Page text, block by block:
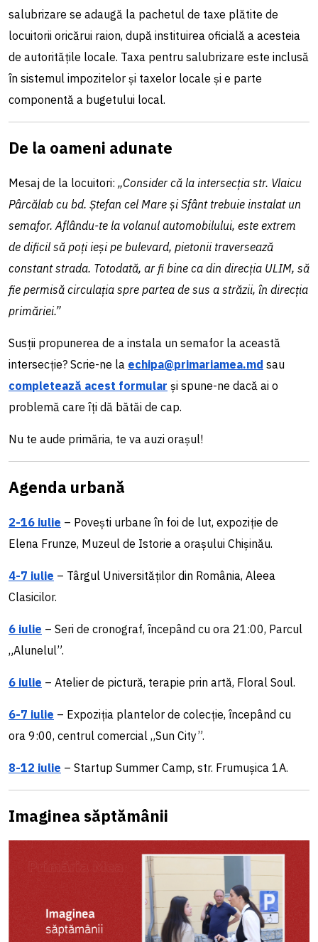
salubrizare se adaugă la pachetul de taxe plătite de
locuitorii oricărui raion, după instituirea oficială a acesteia
de autoritățile locale. Taxa pentru salubrizare este inclusă
în sistemul impozitelor şi taxelor locale și e parte
componentă a bugetului local.
De la oameni adunate
Mesaj de la locuitori: „Consider că la intersecția str. Vlaicu
Pârcălab cu bd. Ștefan cel Mare și Sfânt trebuie instalat un
semafor. Aflându-te la volanul automobilului, este extrem
de dificil să poți ieși pe bulevard, pietonii traversează
constant strada. Totodată, ar fi bine ca din direcția ULIM, să
fie permisă circulația spre partea de sus a străzii, în direcția
primăriei.”
Susții propunerea de a instala un semafor la această
intersecție? Scrie-ne la echipa@primariamea.md sau
completează acest formular și spune-ne dacă ai o
problemă care îți dă bătăi de cap.
Nu te aude primăria, te va auzi orașul!
Agenda urbană
2-16 iulie – Povești urbane în foi de lut, expoziție de
Elena Frunze, Muzeul de Istorie a orașului Chișinău.
4-7 iulie – Târgul Universităților din România, Aleea
Clasicilor.
6 iulie – Seri de cronograf, începând cu ora 21:00, Parcul
„Alunelul”.
6 iulie – Atelier de pictură, terapie prin artă, Floral Soul.
6-7 iulie – Expoziția plantelor de colecție, începând cu
ora 9:00, centrul comercial „Sun City”.
8-12 iulie – Startup Summer Camp, str. Frumușica 1A.
Imaginea săptămânii